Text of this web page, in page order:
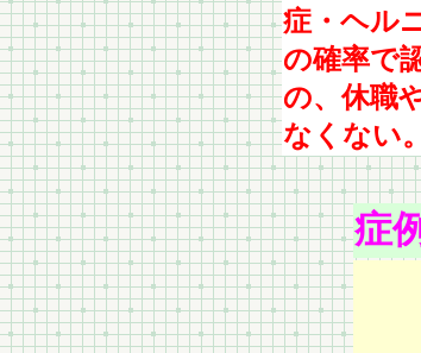
症・ヘル
の確率で
の、休職
なくない。
症